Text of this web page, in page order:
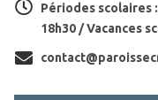
Périodes scolaires
18h30 / Vacances